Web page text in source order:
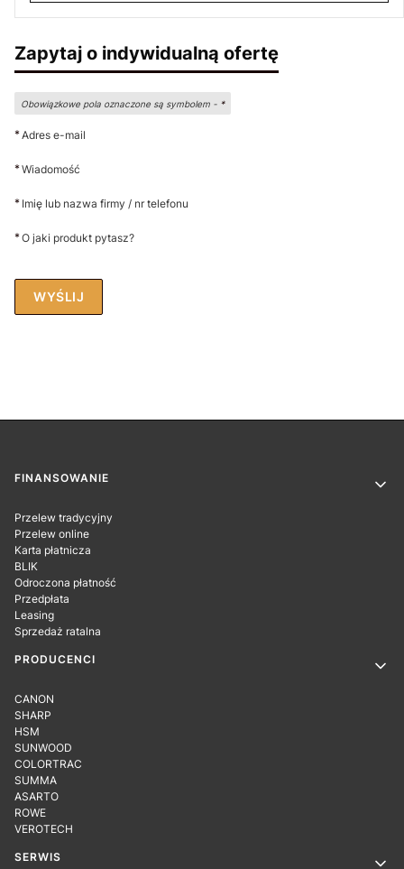
Zapytaj o indywidualną ofertę
Obowiązkowe pola oznaczone są symbolem - *
*Adres e-mail
*Wiadomość
* Imię lub nazwa firmy / nr telefonu
*O jaki produkt pytasz?
WYŚLIJ
Linki w stopce
FINANSOWANIE
Przelew tradycyjny
Przelew online
Karta płatnicza
BLIK
Odroczona płatność
Przedpłata
Leasing
Sprzedaż ratalna
PRODUCENCI
CANON
SHARP
HSM
SUNWOOD
COLORTRAC
SUMMA
ASARTO
ROWE
VEROTECH
SERWIS